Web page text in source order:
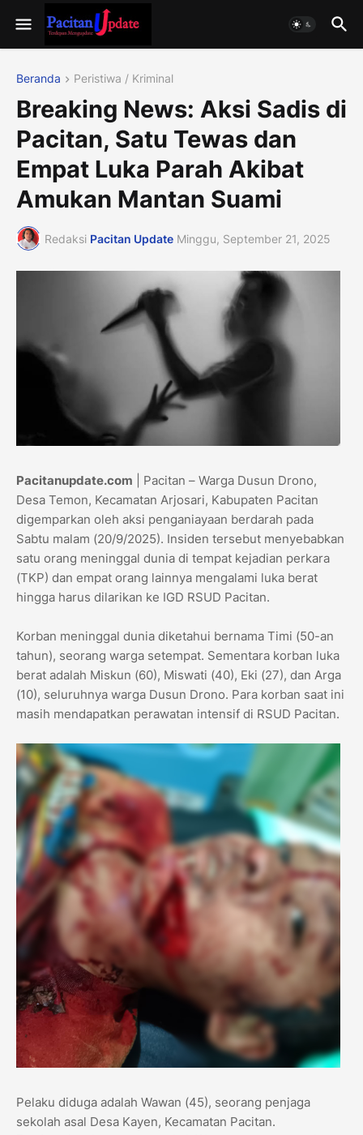
Beranda Peristiwa / Kriminal
Breaking News: Aksi Sadis di
Pacitan, Satu Tewas dan
Empat Luka Parah Akibat
Amukan Mantan Suami
Redaksi Pacitan Update Minggu, September 21, 2025
Pacitanupdate.com | Pacitan – Warga Dusun Drono,
Desa Temon, Kecamatan Arjosari, Kabupaten Pacitan
digemparkan oleh aksi penganiayaan berdarah pada
Sabtu malam (20/9/2025). Insiden tersebut menyebabkan
satu orang meninggal dunia di tempat kejadian perkara
(TKP) dan empat orang lainnya mengalami luka berat
hingga harus dilarikan ke IGD RSUD Pacitan.
Korban meninggal dunia diketahui bernama Timi (50-an
tahun), seorang warga setempat. Sementara korban luka
berat adalah Miskun (60), Miswati (40), Eki (27), dan Arga
(10), seluruhnya warga Dusun Drono. Para korban saat ini
masih mendapatkan perawatan intensif di RSUD Pacitan.
Pelaku diduga adalah Wawan (45), seorang penjaga
sekolah asal Desa Kayen, Kecamatan Pacitan.